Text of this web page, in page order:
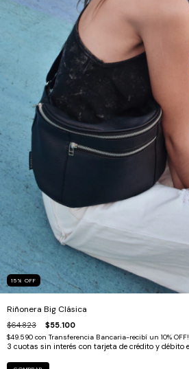
15 % OFF
Riñonera Big Clásica
$64.823 $55.100
$49.590 con Transferencia Bancaria-recibí un 10% OFF!